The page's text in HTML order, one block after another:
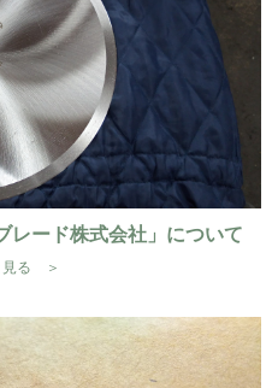
レード株式会社」について
見る ＞